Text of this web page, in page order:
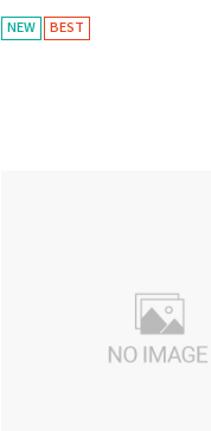
NEW BEST